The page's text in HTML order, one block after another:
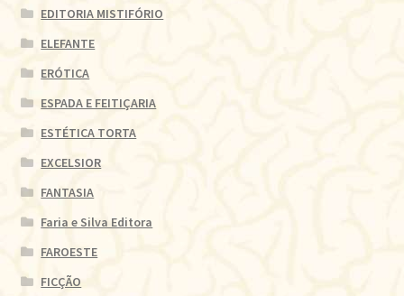
EDITORIA MISTIFÓRIO
ELEFANTE
ERÓTICA
ESPADA E FEITIÇARIA
ESTÉTICA TORTA
EXCELSIOR
FANTASIA
Faria e Silva Editora
FAROESTE
FICÇÃO